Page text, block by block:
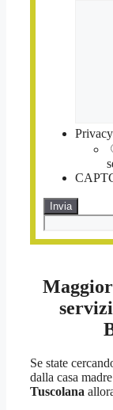
Privacy
Se state
dalla casa
Tuscolana